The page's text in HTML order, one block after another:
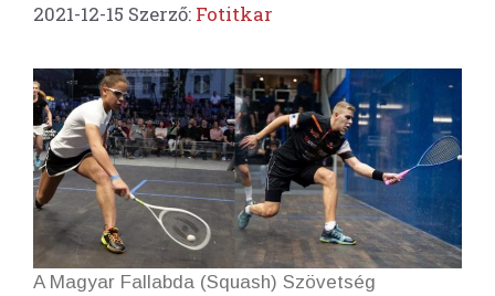
2021-12-15 Szerző: Fotitkar
A Magyar Fallabda (Squash) Szövetség